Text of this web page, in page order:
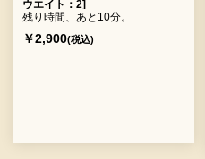
ウエイト：2]
残り時間、あと10分。
￥2,900(税込)